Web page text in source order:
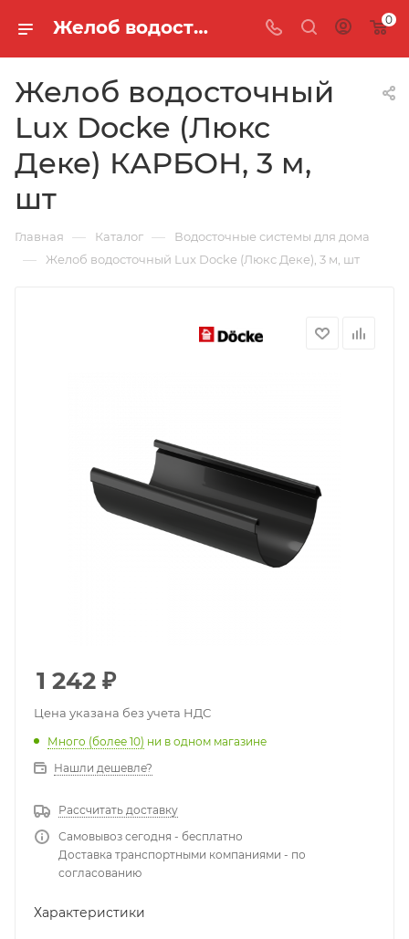
Желоб водосточный Lux Docke (Люкс Деке) КАРБОН, 3 м, шт 0
Желоб водосточный
Lux Docke (Люкс
Деке) КАРБОН, 3 м,
шт
Главная — Каталог — Водосточные системы для дома
— Желоб водосточный Lux Docke (Люкс Деке), 3 м, шт
1 242 ₽
Цена указана без учета НДС
Много (более 10) ни в одном магазине
Нашли дешевле?
Рассчитать доставку
Самовывоз сегодня - бесплатно
Доставка транспортными компаниями - по
согласованию
Характеристики